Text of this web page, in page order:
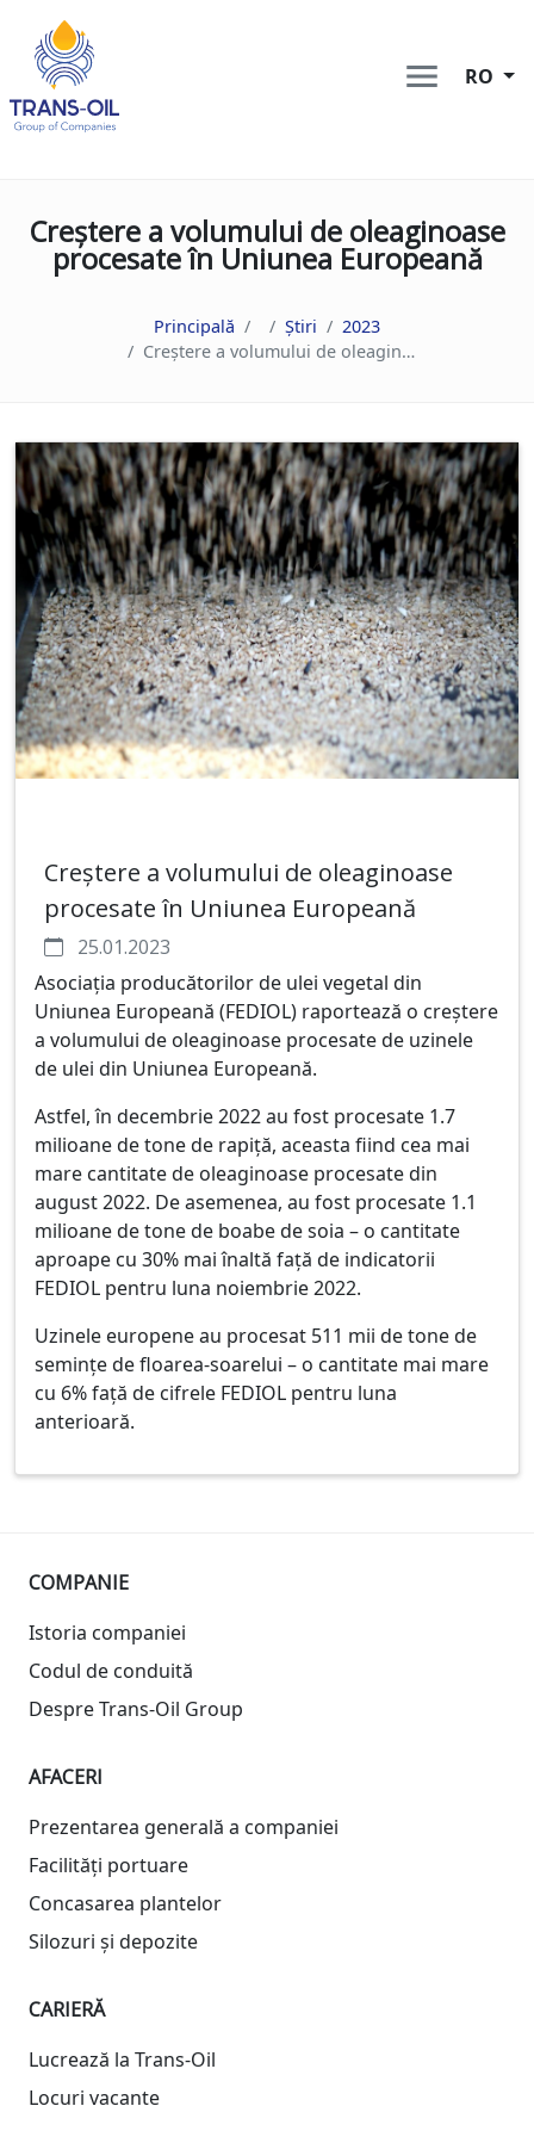
RO
Сreștere a volumului de oleaginoase
procesate în Uniunea Europeană
Principală Știri
2023
Сreștere a volumului de oleaginoase procesate în Uniunea Europeană
Сreștere a volumului de oleaginoase
procesate în Uniunea Europeană
25.01.2023
Asociația producătorilor de ulei vegetal din
Uniunea Europeană (FEDIOL) raportează o creștere
a volumului de oleaginoase procesate de uzinele
de ulei din Uniunea Europeană.
Astfel, în decembrie 2022 au fost procesate 1.7
milioane de tone de rapiță, aceasta fiind cea mai
mare cantitate de oleaginoase procesate din
august 2022. De asemenea, au fost procesate 1.1
milioane de tone de boabe de soia – o cantitate
aproape cu 30% mai înaltă față de indicatorii
FEDIOL pentru luna noiembrie 2022.
Uzinele europene au procesat 511 mii de tone de
semințe de floarea-soarelui – o cantitate mai mare
cu 6% față de cifrele FEDIOL pentru luna
anterioară.
COMPANIE
Istoria companiei
Codul de conduită
Despre Trans-Oil Group
AFACERI
Prezentarea generală a companiei
Facilități portuare
Concasarea plantelor
Silozuri și depozite
CARIERĂ
Lucrează la Trans-Oil
Locuri vacante